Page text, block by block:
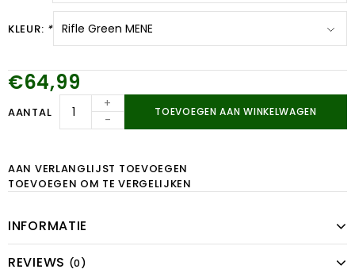
KLEUR: *
€64,99
AANTAL
+
-
TOEVOEGEN AAN WINKELWAGEN
AAN VERLANGLIJST TOEVOEGEN
TOEVOEGEN OM TE VERGELIJKEN
INFORMATIE
REVIEWS (0)